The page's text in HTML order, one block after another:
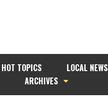
HOT TOPICS
LOCAL NEWS
ARCHIVES